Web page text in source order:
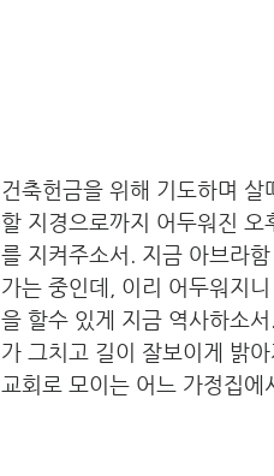
건축헌금을 위해 기도하며
할 지경으로까지 어두워진 오
를 지켜주소서. 지금 아브라
가는 중인데, 이리 어두워지
을 할수 있게 지금 역사하소
가 그치고 길이 잘보이게 밝
교회로 모이는 어느 가정집에